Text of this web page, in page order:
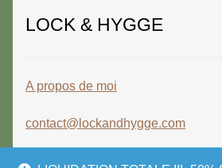
LOCK & HYGGE
A propos de moi
contact@lockandhygge.com